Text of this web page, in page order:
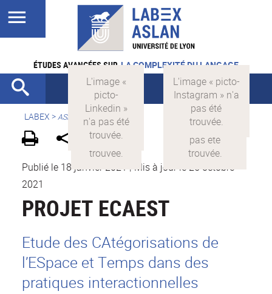
ÉTUDES AVANCÉES SUR LA COMPLEXITÉ DU LANGAGE
LABEX >ASLAN
Publié le 18 janvier 2021 | Mis à jour le 25 octobre
2021
PROJET ECAEST
Etude des CAtégorisations de
l’ESpace et Temps dans des
pratiques interactionnelles